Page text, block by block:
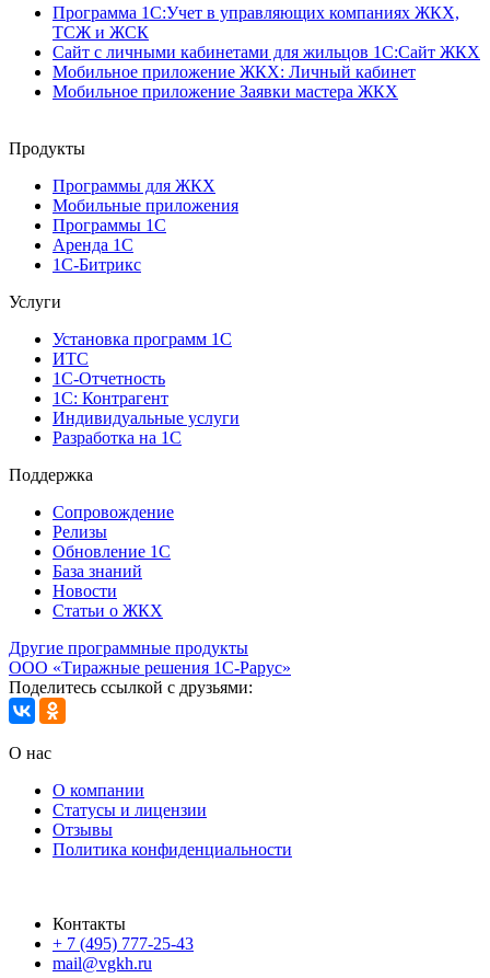
Программа 1C:Учет в управляющих компаниях ЖКХ,
ТСЖ и ЖСК
Сайт с личными кабинетами для жильцов 1С:Сайт ЖКХ
Мобильное приложение ЖКХ: Личный кабинет
Мобильное приложение Заявки мастера ЖКХ
Продукты
Программы для ЖКХ
Мобильные приложения
Программы 1С
Аренда 1С
1С-Битрикс
Услуги
Установка программ 1С
ИТС
1С-Отчетность
1С: Контрагент
Индивидуальные услуги
Разработка на 1С
Поддержка
Сопровождение
Релизы
Обновление 1С
База знаний
Новости
Статьи о ЖКХ
Другие программные продукты
ООО «Тиражные решения 1С-Рарус»
Поделитесь ссылкой с друзьями:
О нас
О компании
Статусы и лицензии
Отзывы
Политика конфиденциальности
Контакты
+ 7 (495) 777-25-43
mail@vgkh.ru